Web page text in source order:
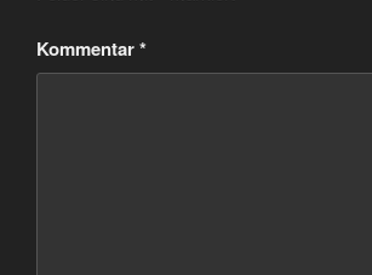
Kommentar*